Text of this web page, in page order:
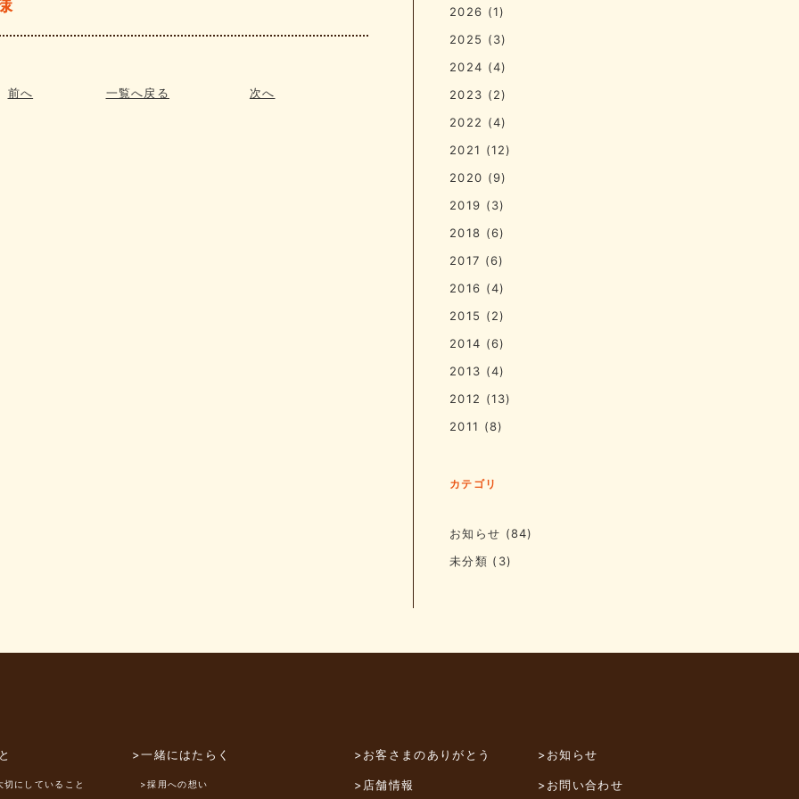
前へ 一覧へ戻る 次へ
2026 (1)
2025 (3)
2024 (4)
2023 (2)
2022 (4)
2021 (12)
2020 (9)
2019 (3)
2018 (6)
2017 (6)
2016 (4)
2015 (2)
2014 (6)
2013 (4)
2012 (13)
2011 (8)
カテゴリ
お知らせ (84)
未分類 (3)
にしていること
>一緒にはたらく
>採用への想い
>お客さまのありがとう
>店舗情報
>お知らせ
>お問い合わせ